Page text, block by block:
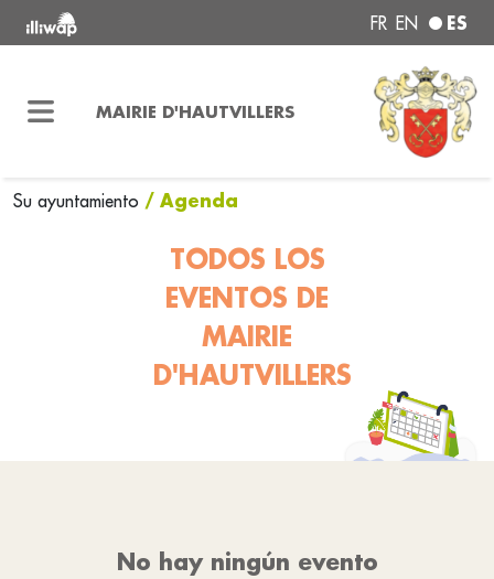
FR EN ES
MAIRIE D'HAUTVILLERS
Su ayuntamiento / Agenda
TODOS LOS
EVENTOS DE
MAIRIE
D'HAUTVILLERS
No hay ningún evento